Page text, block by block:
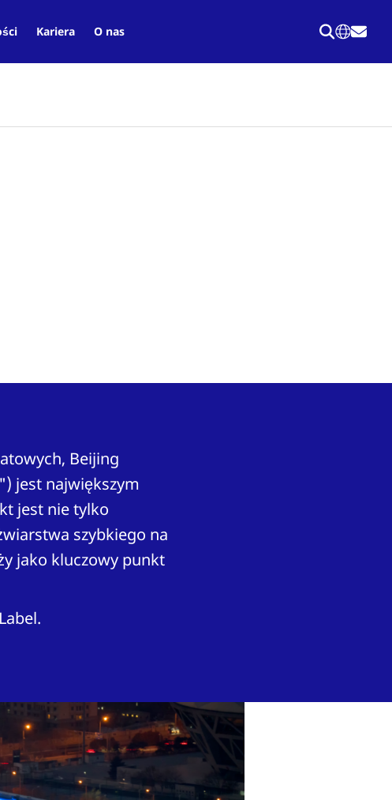
Kariera O nas
Beijing
jest największym
jest nie tylko
szybkiego na
jako kluczowy punkt